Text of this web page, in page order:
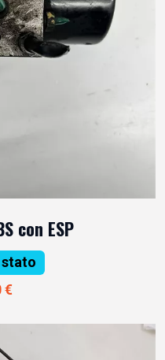
con ESP
stato
€